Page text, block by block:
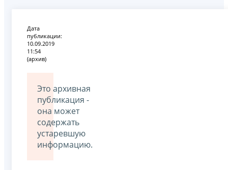
Дата
публикации:
10.09.2019
11:54
(архив)
Это архивная
публикация -
она может
содержать
устаревшую
информацию.